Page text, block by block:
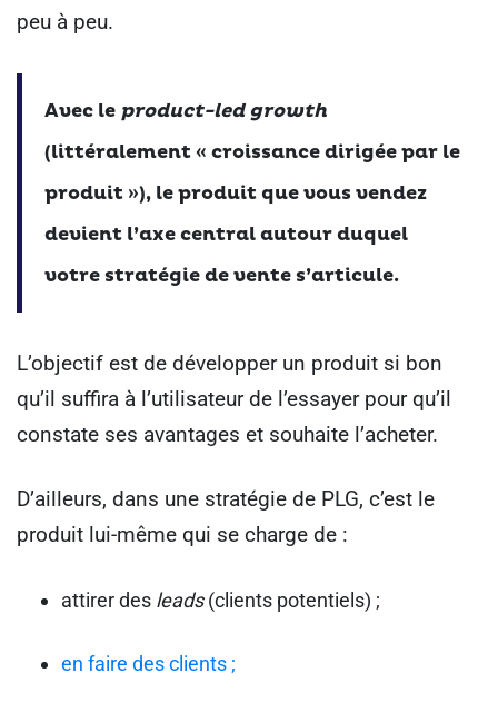
peu à peu.
Avec le product-led growth
(littéralement « croissance dirigée par le
produit »), le produit que vous vendez
devient l’axe central autour duquel
votre stratégie de vente s’articule.
L’objectif est de développer un produit si bon
qu’il suffira à l’utilisateur de l’essayer pour qu’il
constate ses avantages et souhaite l’acheter.
D’ailleurs, dans une stratégie de PLG, c’est le
produit lui-même qui se charge de :
attirer des leads(clients potentiels) ;
en faire des clients ;